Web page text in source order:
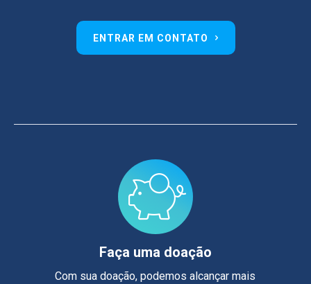
ENTRAR EM CONTATO
Faça uma doação
Com sua doação, podemos alcançar mais